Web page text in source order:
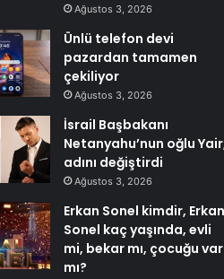
Ağustos 3, 2026
Ünlü telefon devi
pazardan tamamen
çekiliyor
Ağustos 3, 2026
İsrail Başbakanı
Netanyahu’nun oğlu
adını değiştirdi
Ağustos 3, 2026
Erkan Sonel kimdir, Erkan
Sonel kaç yaşında, evli
mi, bekar mı, çocuğu var
mı?